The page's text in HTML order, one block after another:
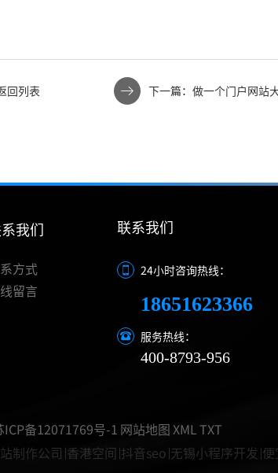
回列表 下一篇：做一个门户网站
我们
方式
留言
联系我们
24小时咨询热线：
18651623366
服务热线：
400-8793-956
ICP备12071769号-1 网站地图XMLTXT
制作公司 香港空间 抖音seo 无锡小程序开发